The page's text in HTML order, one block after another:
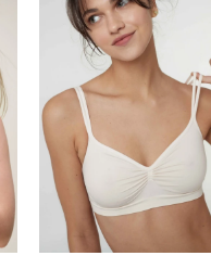
SELECCIONAR TALLE